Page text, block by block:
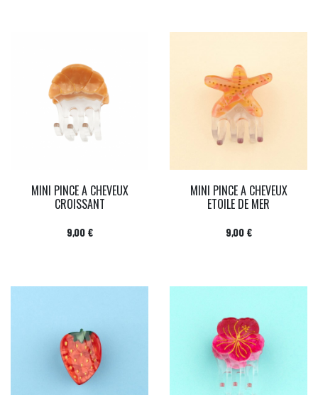
MINI PINCE A CHEVEUX
CROISSANT
Prix
9,00 €
MINI PINCE A CHEVEUX
ETOILE DE MER
Prix
9,00 €